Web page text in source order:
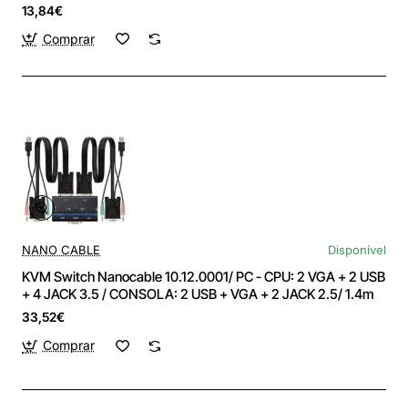
13,84€
Comprar
NANO CABLE Disponível
KVM Switch Nanocable 10.12.0001/ PC - CPU: 2 VGA + 2 USB
+ 4 JACK 3.5 / CONSOLA: 2 USB + VGA + 2 JACK 2.5/ 1.4m
33,52€
Comprar